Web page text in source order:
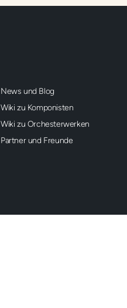
News und Blog
Wiki zu Komponisten
Wiki zu Orchesterwerken
Partner und Freunde